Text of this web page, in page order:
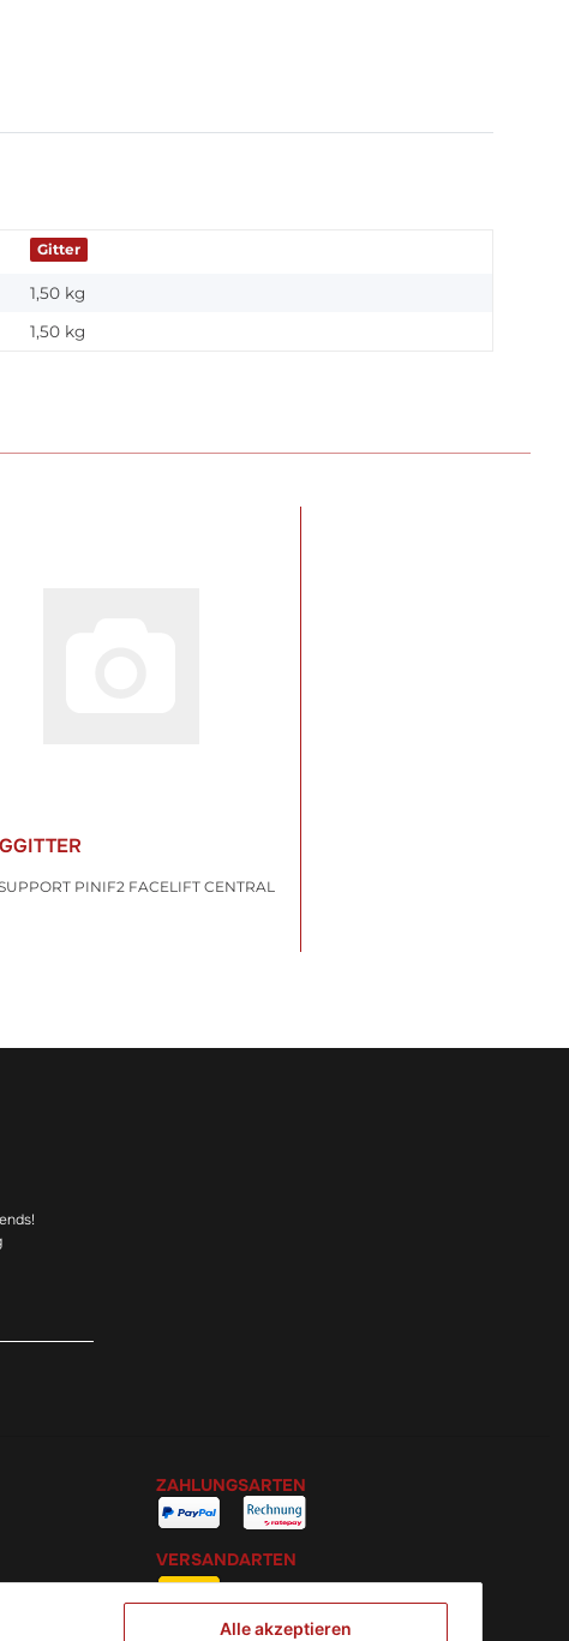
Gitter
1,50 kg
1,50 kg
PINIF2 FACELIFT CENTRAL
WARENKORB
ZAHLUNGSARTEN
VERSANDARTEN
Alle akzeptieren